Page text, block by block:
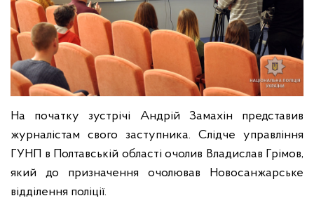
На початку зустрічі Андрій Замахін представив
журналістам свого заступника. Слідче управління
ГУНП в Полтавській області очолив Владислав Грімов,
який до призначення очолював Новосанжарське
відділення поліції.